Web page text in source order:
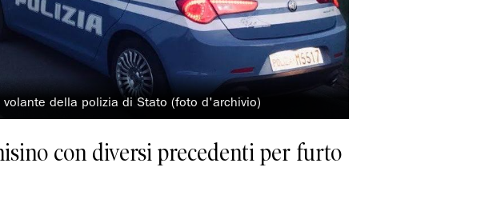
volante della polizia di Stato (foto d'archivio)
con diversi precedenti per furto